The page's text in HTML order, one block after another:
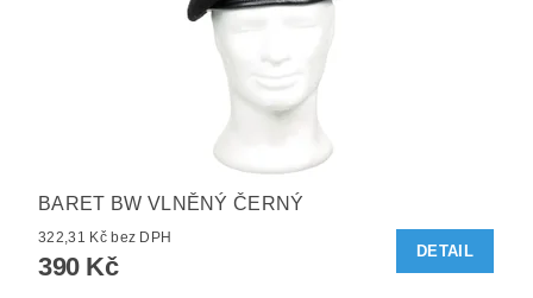
BARET BW VLNĚNÝ ČERNÝ
322,31 Kč bez DPH
390 Kč
DETAIL